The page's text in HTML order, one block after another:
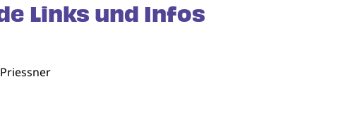
Links und Infos